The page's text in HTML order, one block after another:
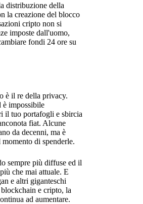
distribuzione della
la creazione del blocco
cripto non si
imposte dall'uomo,
fondi 24 ore su
è il re della privacy.
è impossibile
il tuo portafogli e sbircia
fiat. Alcune
da decenni, ma è
di spenderle.
sempre più diffuse ed il
che mai attuale. E
e altri giganteschi
e cripto, la
ad aumentare.